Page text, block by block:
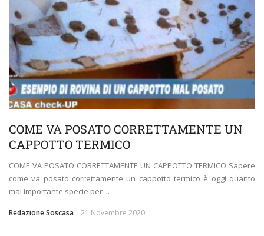
COME VA POSATO CORRETTAMENTE UN
CAPPOTTO TERMICO
COME VA POSATO CORRETTAMENTE UN CAPPOTTO TERMICO Sapere
come va posato correttamente un cappotto termico è oggi quanto
mai importante specie per ...
Redazione Soscasa 21 Novembre 2020